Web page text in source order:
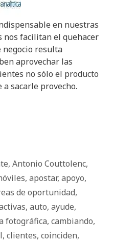
en nuestras
nos facilitan el quehacer
negocio resulta
aprovechar las
no sólo el producto
sacarle provecho.
, Antonio Couttolenc,
, apostar, apoyo,
de oportunidad,
, auto, ayude,
fotográfica, cambiando,
, clientes, coinciden,